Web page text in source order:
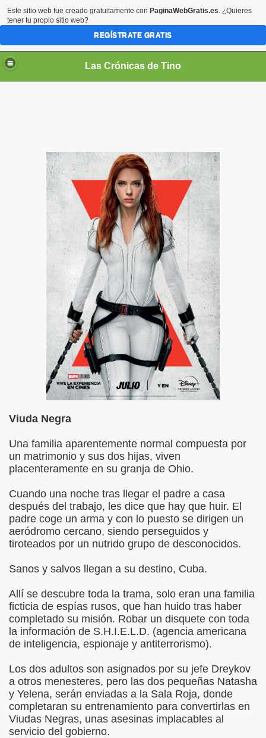
Las Crónicas de Tino
Viuda Negra
Una familia aparentemente normal compuesta por
un matrimonio y sus dos hijas, viven
placenteramente en su granja de Ohio.
Cuando una noche tras llegar el padre a casa
después del trabajo, les dice que hay que huir. El
padre coge un arma y con lo puesto se dirigen un
aeródromo cercano, siendo perseguidos y
tiroteados por un nutrido grupo de desconocidos.
Sanos y salvos llegan a su destino, Cuba.
Allí se descubre toda la trama, solo eran una familia
ficticia de espías rusos, que han huido tras haber
completado su misión. Robar un disquete con toda
la información de S.H.I.E.L.D. (agencia americana
de inteligencia, espionaje y antiterrorismo).
Los dos adultos son asignados por su jefe Dreykov
a otros menesteres, pero las dos pequeñas Natasha
y Yelena, serán enviadas a la Sala Roja, donde
completaran su entrenamiento para convertirlas en
Viudas Negras, unas asesinas implacables al
servicio del gobierno.
Este sitio web fue creado gratuitamente con PaginaWebGratis.es. ¿Quieres
tener tu propio sitio web?
REGÍSTRATE GRATIS